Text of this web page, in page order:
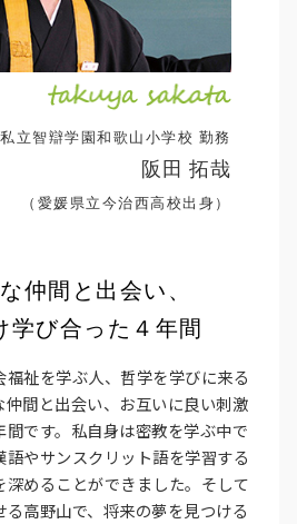
私立智辯学園和歌山小学校 勤務
阪田 拓哉
（愛媛県立今治西高校出身）
仲間と出会い、
学び合った４年間
祉を学ぶ人、哲学を学びに来る
仲間と出会い、お互いに良い刺激
間です。私自身は密教を学ぶ中で
やサンスクリット語を学習する
深めることができました。そして
高野山で、将来の夢を見つける